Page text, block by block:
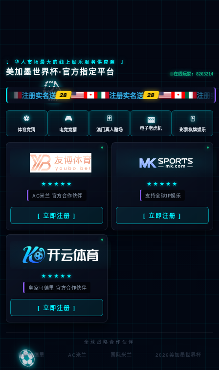
产品中心
首页>一站式服务>
人源化模型 疾病模型 斑点鼠 工具鼠 野化鼠 订购